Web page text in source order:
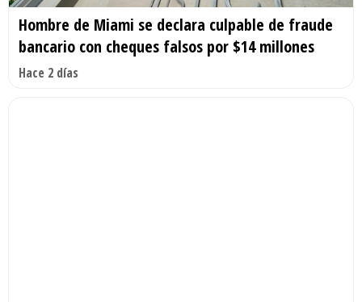
Hombre de Miami se declara culpable de fraude
bancario con cheques falsos por $14 millones
Hace 2 días